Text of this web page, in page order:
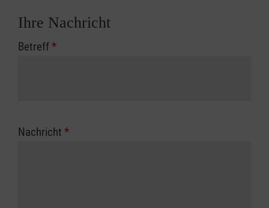
Ihre Nachricht
Betreff*
Nachricht *